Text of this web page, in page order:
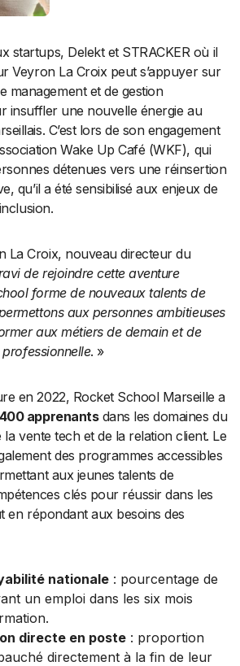
startups, Delekt et STRACKER où il
Veyron La Croix peut s’appuyer sur
management et de gestion
insuffler une nouvelle énergie au
C’est lors de son engagement
Wake Up Café (WKF), qui
détenues vers une réinsertion
qu’il a été sensibilisé aux enjeux de
La Croix, nouveau directeur du
de rejoindre cette aventure
forme de nouveaux talents de
aux personnes ambitieuses
aux métiers de demain et de
. »
en 2022, Rocket School Marseille a
400 apprenantsdans les domaines du
la vente tech et de la relation client. Le
des programmes accessibles
aux jeunes talents de
clés pour réussir dans les
en répondant aux besoins des
nationale: pourcentage de
un emploi dans les six mois
directe en poste: proportion
directement à la fin de leur